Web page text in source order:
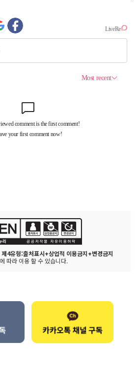
제4유형:출처표시+상업적 이용금지+변경금지
따라 이용 할 수 있습니다.